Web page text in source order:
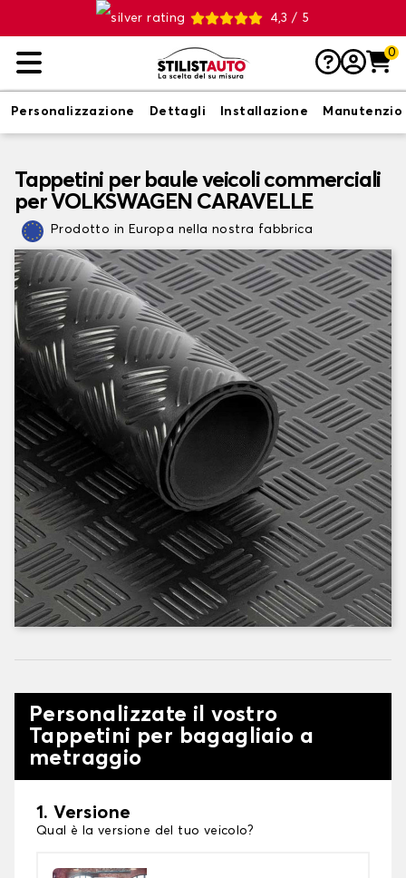
4,3 / 5
0
Personalizzazione Dettagli Installazione
Tappetini per baule veicoli commerciali
per VOLKSWAGEN CARAVELLE
Prodotto in Europa nella nostra fabbrica
Personalizzate il vostro
Tappetini per bagagliaio a
metraggio
1. Versione
Qual è la versione del tuo veicolo?